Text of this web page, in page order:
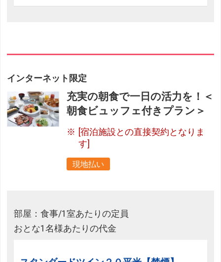
インターネット限定
充実の朝食で一日の活力を！＜
朝食ビュッフェ付きプラン＞
[宿泊施設との直接契約となりま
す]
現地払い
部屋：食事/1室あたりの定員
おとな1名様あたりの代金